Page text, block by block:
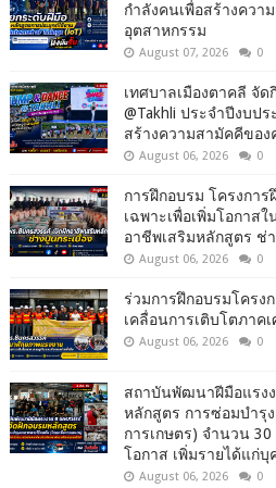
กำลังคนเพื่อสร้างคว
อุตสาหกรรม
August 07, 2026 0
เทศบาลเมืองตาคลี จัด
@Takhli ประจำปีงบป
สร้างความสามัคคีขอ
August 06, 2026 0
การฝึกอบรม โครงกา
เฉพาะเพื่อเพิ่มโอกาส
อาชีพเสริมหลักสูตร ช่
August 06, 2026 0
ร่วมการฝึกอบรมโคร
เคลื่อนการเติบโตภาค
August 06, 2026 0
สถาบันพัฒนาฝีมือแรง
หลักสูตร การซ่อมบำรุ
การเกษตร) จำนวน
โอกาส เพิ่มรายได้แก่บุ
August 06, 2026 0